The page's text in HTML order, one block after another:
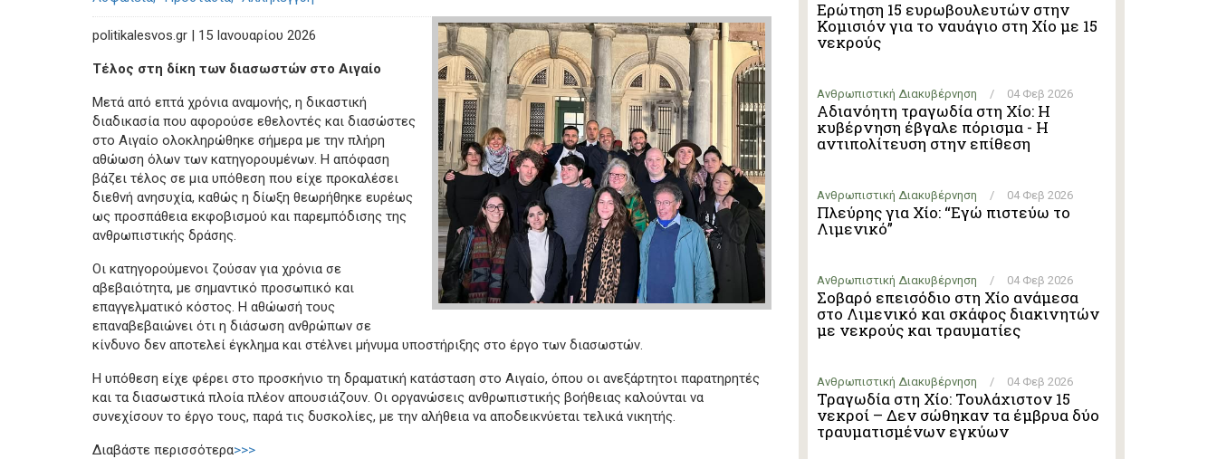
politikalesvos.gr | 15 Ιανουαρίου 2026
Τέλος στη δίκη των διασωστών στο Αιγαίο
Μετά από επτά χρόνια αναμονής, η δικαστική
διαδικασία που αφορούσε εθελοντές και διασώστες
στο Αιγαίο ολοκληρώθηκε σήμερα με την πλήρη
αθώωση όλων των κατηγορουμένων. Η απόφαση
βάζει τέλος σε μια υπόθεση που είχε προκαλέσει
διεθνή ανησυχία, καθώς η δίωξη θεωρήθηκε ευρέως
ως προσπάθεια εκφοβισμού και παρεμπόδισης της
ανθρωπιστικής δράσης.
Οι κατηγορούμενοι ζούσαν για χρόνια σε
αβεβαιότητα, με σημαντικό προσωπικό και
επαγγελματικό κόστος. Η αθώωσή τους
επαναβεβαιώνει ότι η διάσωση ανθρώπων σε
κίνδυνο δεν αποτελεί έγκλημα και στέλνει μήνυμα υποστήριξης στο έργο των διασωστών.
Η υπόθεση είχε φέρει στο προσκήνιο τη δραματική κατάσταση στο Αιγαίο, όπου οι ανεξάρτητοι παρατηρητές
και τα διασωστικά πλοία πλέον απουσιάζουν. Οι οργανώσεις ανθρωπιστικής βοήθειας καλούνται να
συνεχίσουν το έργο τους, παρά τις δυσκολίες, με την αλήθεια να αποδεικνύεται τελικά νικητής.
Διαβάστε περισσότερα>>>
Ερώτηση 15 ευρωβουλευτών στην
Κομισιόν για το ναυάγιο στη Χίο με 15
νεκρούς
Ανθρωπιστική Διακυβέρνηση / 04 Φεβ 2026
Αδιανόητη τραγωδία στη Χίο: Η
κυβέρνηση έβγαλε πόρισμα - Η
αντιπολίτευση στην επίθεση
Ανθρωπιστική Διακυβέρνηση / 04 Φεβ 2026
Πλεύρης για Χίο: “Εγώ πιστεύω το
Λιμενικό”
Ανθρωπιστική Διακυβέρνηση / 04 Φεβ 2026
Σοβαρό επεισόδιο στη Χίο ανάμεσα
στο Λιμενικό και σκάφος διακινητών
με νεκρούς και τραυματίες
Ανθρωπιστική Διακυβέρνηση / 04 Φεβ 2026
Τραγωδία στη Χίο: Τουλάχιστον 15
νεκροί – Δεν σώθηκαν τα έμβρυα δύο
τραυματισμένων εγκύων